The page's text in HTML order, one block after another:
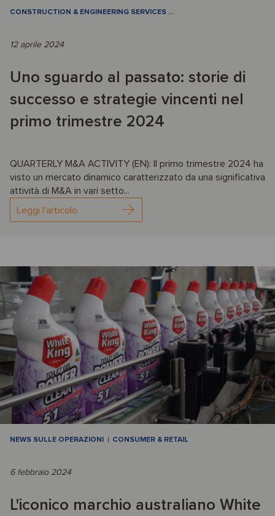
CONSTRUCTION & ENGINEERING SERVICES …
12 aprile 2024
Uno sguardo al passato: storie di
successo e strategie vincenti nel
primo trimestre 2024
QUARTERLY M&A ACTIVITY (EN): Il primo trimestre 2024 ha
visto un mercato dinamico caratterizzato da una significativa
attività di M&A in vari setto...
Leggi l'articolo
NEWS SULLE OPERAZIONI CONSUMER & RETAIL
6 febbraio 2024
L'iconico marchio australiano White